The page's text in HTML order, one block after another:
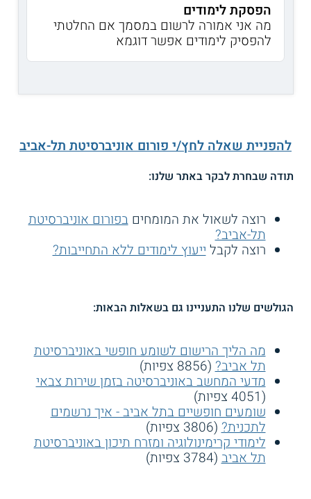
הפסקת לימודים
מה אני אמורה לרשום במסמך אם החלטתי
להפסיק לימודים אפשר דוגמא
להפניית שאלה לחץ/י פורום אוניברסיטת תל-אביב
תודה שבחרת לבקר באתר שלנו:
רוצה לשאול את המומחיםבפורום אוניברסיטת
תל-אביב?
רוצה לקבלייעוץ לימודים ללא התחייבות?
הגולשים שלנו התעניינו גם בשאלות הבאות:
מה הליך הרישום לשומע חופשי באוניברסיטת
תל אביב?(8856 צפיות)
מדעי המחשב באוניברסיטה בזמן שירות צבאי
(4051 צפיות)
שומעים חופשיים בתל אביב - איך נרשמים
לתכנית?(3806 צפיות)
לימודי קרימינולוגיה ומזרח תיכון באוניברסיטת
תל אביב(3784 צפיות)